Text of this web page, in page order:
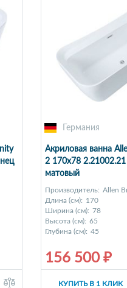
Германия
Акриловая ванна
2 170x78
матовый
Производитель: Allen
Длина (см): 170
Ширина (см): 78
Высота (см): 65
Глубина (см): 45
156 500 ₽
КУПИТЬ В 1 КЛИК